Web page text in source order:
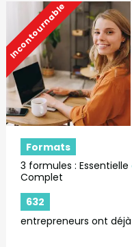
Incontournable
Formats
3 formules : Essentielle
Complet
632
entrepreneurs ont